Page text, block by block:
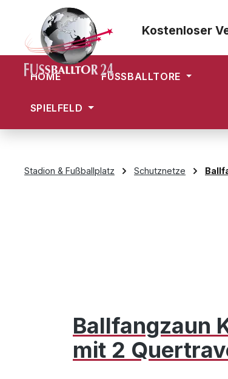
Hauptinhalt springen
Zur Suche springen
Zur Hauptnavigation springen
Kostenloser
HOME FUSSBALLTORE
SPIELFELD
Stadion & Fußballplatz Schutznetze
Ballfangzaun
mit 2